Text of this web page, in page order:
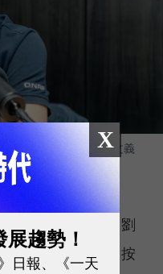
團（IEI）董事長 劉文義
則是長期成本。劉
免費，下載卻會按
X
趨勢！
日報、《一天